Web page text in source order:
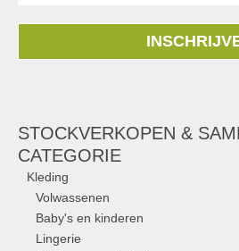
STOCKVERKOPEN &
CATEGORIE
Kleding
Volwassenen
Baby's en kinderen
Lingerie